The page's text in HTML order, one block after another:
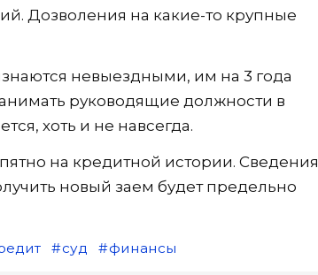
Дозволения на какие-то крупные
невыездными, им на 3 года
руководящие должности в
хоть и не навсегда.
на кредитной истории. Сведения
новый заем будет предельно
суд финансы